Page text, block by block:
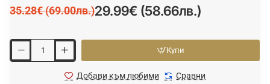
29.99€ (58.66лв.)
35.28€ (69.00лв.)
Купи
Добави към любими Сравни